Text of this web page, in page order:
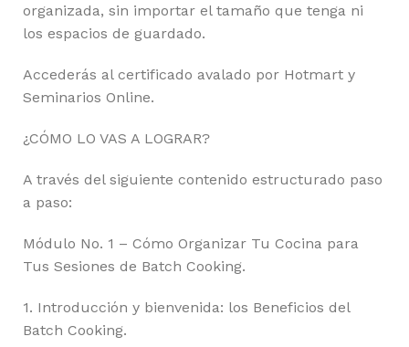
organizada, sin importar el tamaño que tenga ni
los espacios de guardado.
Accederás al certificado avalado por Hotmart y
Seminarios Online.
¿CÓMO LO VAS A LOGRAR?
A través del siguiente contenido estructurado paso
a paso:
Módulo No. 1 – Cómo Organizar Tu Cocina para
Tus Sesiones de Batch Cooking.
1. Introducción y bienvenida: los Beneficios del
Batch Cooking.